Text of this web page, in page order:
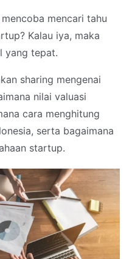
mencari tahu
Kalau iya, maka
yang tepat.
sharing mengenai
nilai valuasi
cara menghitung
serta bagaimana
startup.